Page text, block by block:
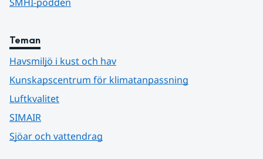
Teman
Havsmiljö i kust och hav
Kunskapscentrum för klimatanpassning
Luftkvalitet
SIMAIR
Sjöar och vattendrag